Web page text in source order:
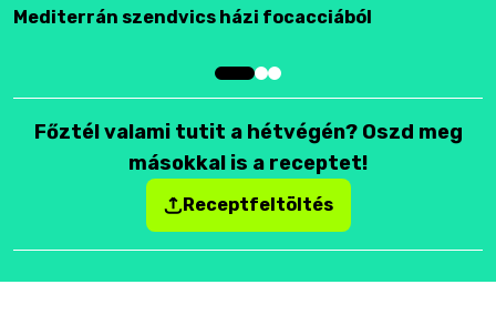
Mediterrán szendvics házi focacciából
Főztél valami tutit a hétvégén? Oszd meg
másokkal is a receptet!
Receptfeltöltés